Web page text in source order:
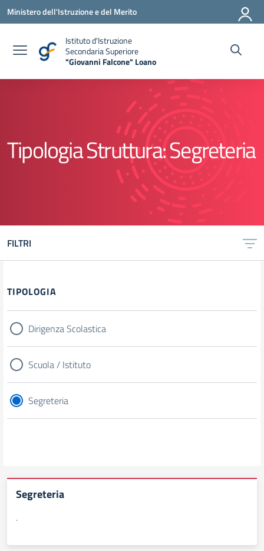
Vai ai contenuti
Vai al menu di navigazione
Vai al footer
Ministero dell'Istruzione e del Merito
Istituto d'Istruzione
Secondaria Superiore
"Giovanni Falcone" Loano
Tipologia Struttura:Segreteria
FILTRI
TIPOLOGIA
Dirigenza Scolastica
Scuola / Istituto
Segreteria
Segreteria
.